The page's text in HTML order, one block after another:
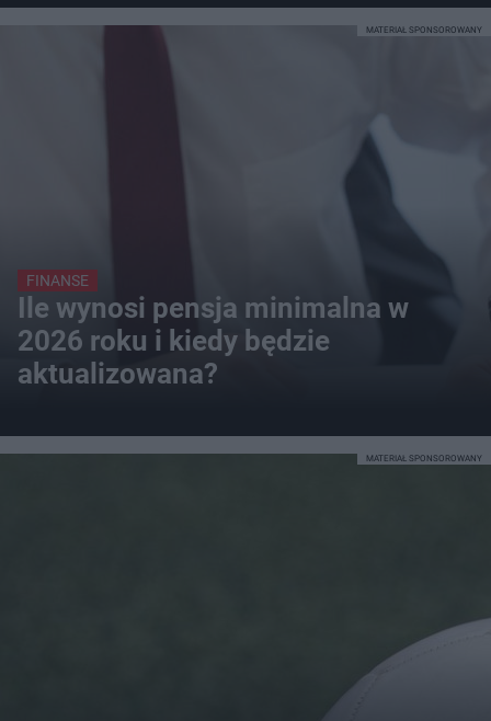
FINANSE
Ile wynosi pensja minimalna w
2026 roku i kiedy będzie
aktualizowana?
MATERIAŁ SPONSOROWANY
MATERIAŁ SPONSOROWANY